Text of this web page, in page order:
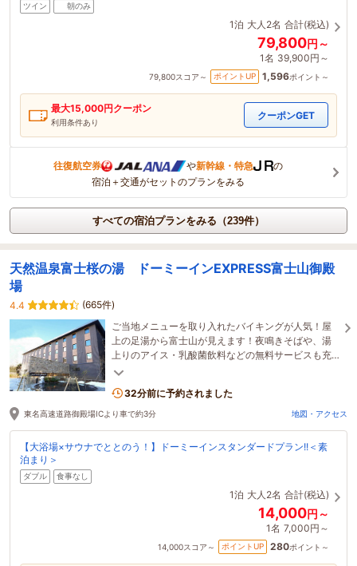
ツイン 朝のみ
1泊 大人2名 合計(税込)
79,800円～
1名 39,900円～
79,800スコア～ ポイントUP 1,596ポイント～
最大15,000円クーポン
利用条件あり
クーポンGET
往復航空券 や新幹線・特急
の
宿泊＋交通がセットのプランをみる
すべての宿泊プランをみる（239件）
天然温泉富士桜の湯 ドーミーインEXPRESS富士山御殿
場
4.4
(665件)
ご当地メニューを取り入れたバイキングが人気！屋
上の足湯から富士山が見えます！夜鳴きそばや、湯
上りのアイス・乳酸菌飲料などの無料サービスも充
実！
32分前に予約されました
東名高速道路御殿場ICより車で約3分 地図・アクセス
【大浴場×サウナでととのう！】ドーミーインスタンダードプラン!!＜素
泊まり＞
ダブル 食事なし
1泊 大人2名 合計(税込)
14,000円～
1名 7,000円～
14,000スコア～ ポイントUP 280ポイント～